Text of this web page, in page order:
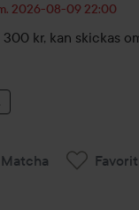
2026-08-09 22:00
kr, kan skickas
Matcha Favorit